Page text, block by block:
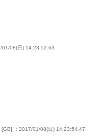
01/08(日) 14:23:52.63
[GB] ：2017/01/08(日) 14:23:54.47